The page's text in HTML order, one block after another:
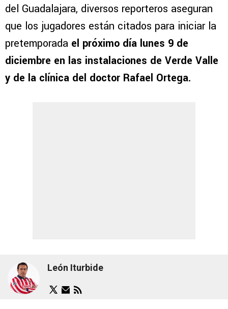
del Guadalajara, diversos reporteros aseguran
que los jugadores están citados para iniciar la
pretemporada el próximo día lunes 9 de
diciembre en las instalaciones de Verde Valle
y de la clínica del doctor Rafael Ortega.
León Iturbide